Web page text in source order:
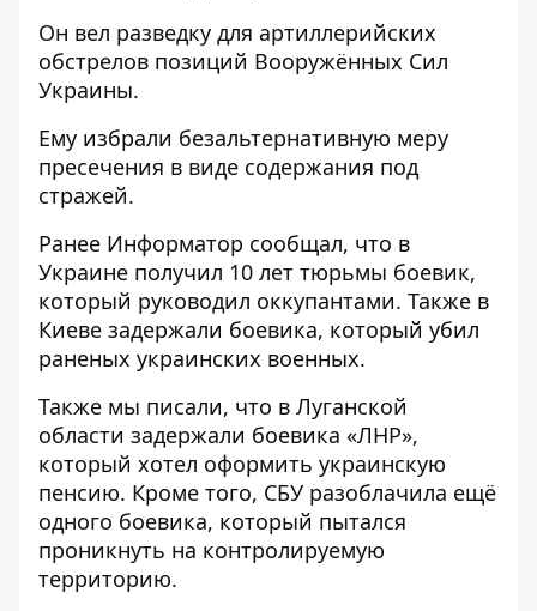
Он вел разведку для артиллерийских
обстрелов позиций Вооружённых Сил
Украины.
Ему избрали безальтернативную меру
пресечения в виде содержания под
стражей.
Ранее Информатор сообщал, что в
Украине получил 10 лет тюрьмы боевик,
который руководил оккупантами. Также в
Киеве задержали боевика, который убил
раненых украинских военных.
Также мы писали, что в Луганской
области задержали боевика «ЛНР»,
который хотел оформить украинскую
пенсию. Кроме того, СБУ разоблачила ещё
одного боевика, который пытался
проникнуть на контролируемую
территорию.